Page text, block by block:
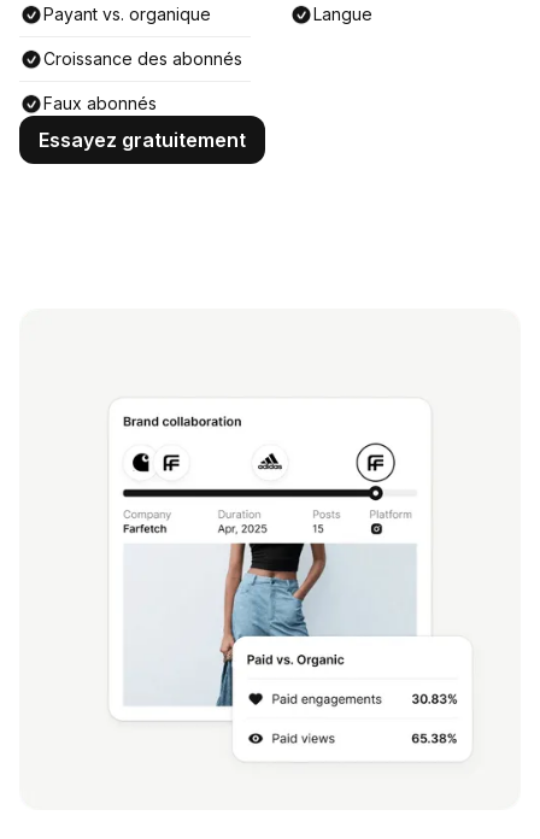
Payant vs. organique Langue
Croissance des abonnés
Faux abonnés
Essayez gratuitement